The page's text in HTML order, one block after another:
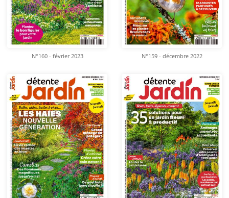
N°160 - février 2023 N°159 - décembre 2022